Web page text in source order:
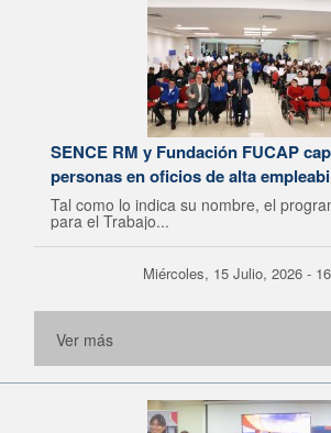
SENCE RM y Fundación FUCAP
personas en oficios de alta
Tal como lo indica su nombre, el
para el Trabajo...
Miércoles, 15 Julio, 2026 -
Ver más